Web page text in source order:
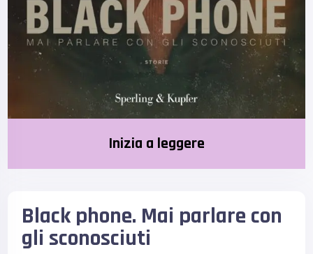
Inizia a leggere
Black phone. Mai parlare con
gli sconosciuti